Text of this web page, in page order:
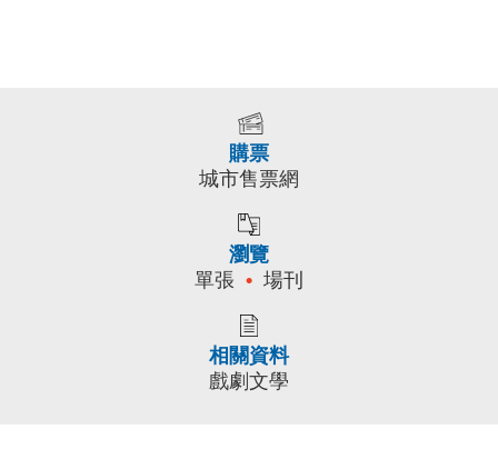
購票
城市售票網
瀏覽
單張
場刊
相關資料
戲劇文學